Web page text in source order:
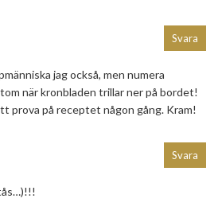
jag också, men numera
när kronbladen trillar ner på bordet!
prova på receptet någon gång. Kram!
Svara
Svara